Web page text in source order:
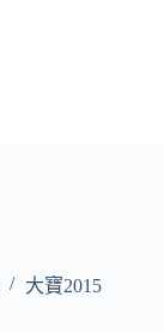
大寶2015